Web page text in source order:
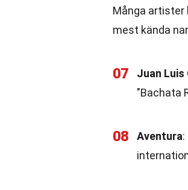
Många artister
mest kända
07 Juan Luis
"Bachata
08 Aventura